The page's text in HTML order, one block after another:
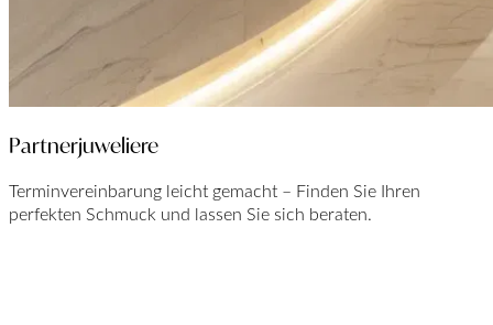
Partnerjuweliere
Terminvereinbarung leicht gemacht – Finden Sie Ihren
perfekten Schmuck und lassen Sie sich beraten.